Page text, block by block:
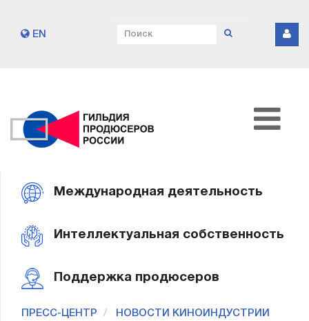
EN
Международная деятельность
Интеллектуальная собственность
Поддержка продюсеров
ПРЕСС-ЦЕНТР НОВОСТИ КИНОИНДУСТРИИ